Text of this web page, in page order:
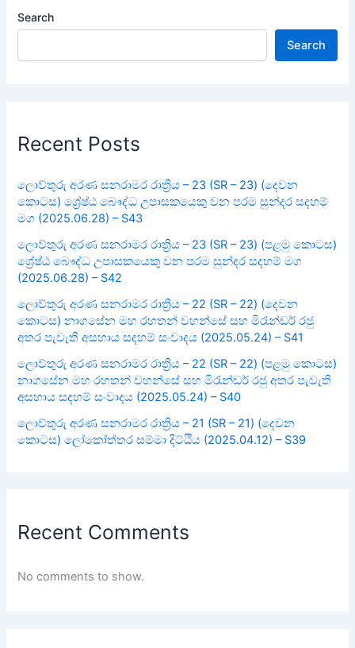
Search
Search
Recent Posts
ලොව්තුරු අරණ සනරාමර රාත්‍රිය – 23 (SR – 23) (දෙවන
කොටස) ශ්‍රේෂ්ඨ බෞද්ධ උපාසකයෙකු වන පරම සුන්දර සදහම්
මග (2025.06.28) – S43
ලොව්තුරු අරණ සනරාමර රාත්‍රිය – 23 (SR – 23) (පළමු කොටස)
ශ්‍රේෂ්ඨ බෞද්ධ උපාසකයෙකු වන පරම සුන්දර සදහම් මග
(2025.06.28) – S42
ලොව්තුරු අරණ සනරාමර රාත්‍රිය – 22 (SR – 22) (දෙවන
කොටස) නාගසේන මහ රහතන් වහන්සේ සහ මිරැන්ඩර් රජු
අතර පැවැති අසහාය සදහම් සංවාදය (2025.05.24) – S41
ලොව්තුරු අරණ සනරාමර රාත්‍රිය – 22 (SR – 22) (පළමු කොටස)
නාගසේන මහ රහතන් වහන්සේ සහ මිරැන්ඩර් රජු අතර පැවැති
අසහාය සදහම් සංවාදය (2025.05.24) – S40
ලොව්තුරු අරණ සනරාමර රාත්‍රිය – 21 (SR – 21) (දෙවන
කොටස) ලෝකෝත්තර සම්මා දිට්ඨිය (2025.04.12) – S39
Recent Comments
No comments to show.